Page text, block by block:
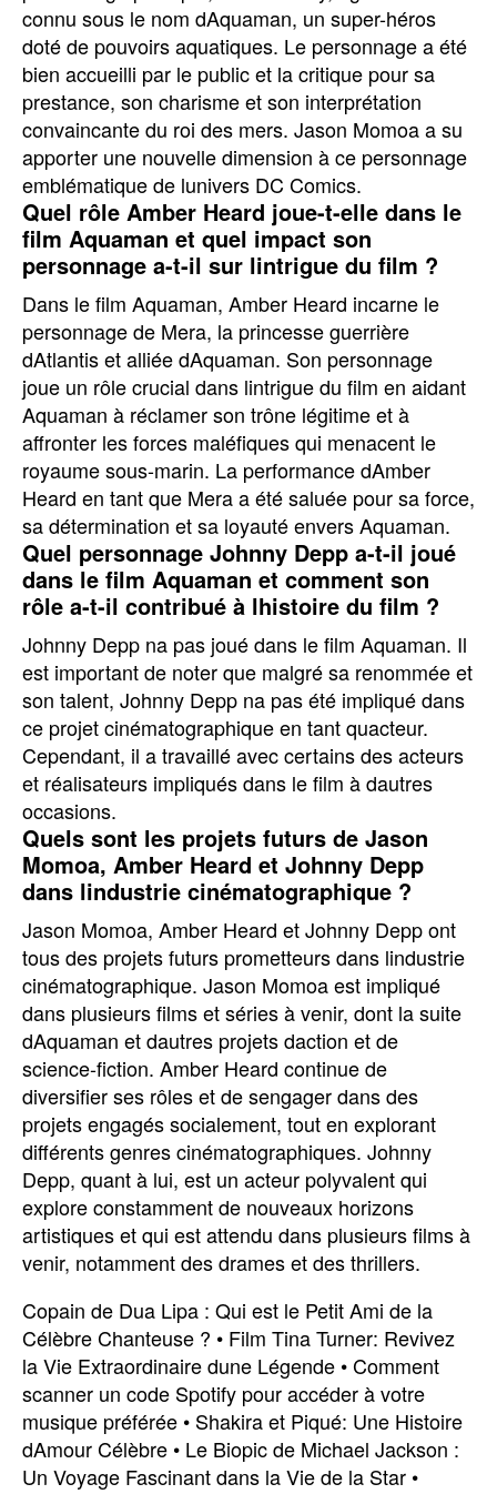
connu sous le nom dAquaman, un super-héros
doté de pouvoirs aquatiques. Le personnage a été
bien accueilli par le public et la critique pour sa
prestance, son charisme et son interprétation
convaincante du roi des mers. Jason Momoa a su
apporter une nouvelle dimension à ce personnage
emblématique de lunivers DC Comics.
Quel rôle Amber Heard joue-t-elle dans le
film Aquaman et quel impact son
personnage a-t-il sur lintrigue du film ?
Dans le film Aquaman, Amber Heard incarne le
personnage de Mera, la princesse guerrière
dAtlantis et alliée dAquaman. Son personnage
joue un rôle crucial dans lintrigue du film en aidant
Aquaman à réclamer son trône légitime et à
affronter les forces maléfiques qui menacent le
royaume sous-marin. La performance dAmber
Heard en tant que Mera a été saluée pour sa force,
sa détermination et sa loyauté envers Aquaman.
Quel personnage Johnny Depp a-t-il joué
dans le film Aquaman et comment son
rôle a-t-il contribué à lhistoire du film ?
Johnny Depp na pas joué dans le film Aquaman. Il
est important de noter que malgré sa renommée et
son talent, Johnny Depp na pas été impliqué dans
ce projet cinématographique en tant quacteur.
Cependant, il a travaillé avec certains des acteurs
et réalisateurs impliqués dans le film à dautres
occasions.
Quels sont les projets futurs de Jason
Momoa, Amber Heard et Johnny Depp
dans lindustrie cinématographique ?
Jason Momoa, Amber Heard et Johnny Depp ont
tous des projets futurs prometteurs dans lindustrie
cinématographique. Jason Momoa est impliqué
dans plusieurs films et séries à venir, dont la suite
dAquaman et dautres projets daction et de
science-fiction. Amber Heard continue de
diversifier ses rôles et de sengager dans des
projets engagés socialement, tout en explorant
différents genres cinématographiques. Johnny
Depp, quant à lui, est un acteur polyvalent qui
explore constamment de nouveaux horizons
artistiques et qui est attendu dans plusieurs films à
venir, notamment des drames et des thrillers.
Copain de Dua Lipa : Qui est le Petit Ami de la
Célèbre Chanteuse ? • Film Tina Turner: Revivez
la Vie Extraordinaire dune Légende •Comment
scanner un code Spotify pour accéder à votre
musique préférée • Shakira et Piqué: Une Histoire
dAmour Célèbre • Le Biopic de Michael Jackson :
Un Voyage Fascinant dans la Vie de la Star •